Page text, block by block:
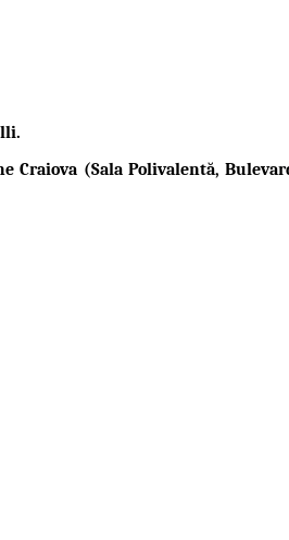
.
Craiova (Sala Polivalentă,